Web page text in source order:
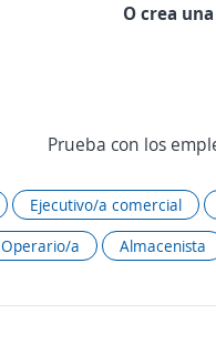
O crea
Prueba con los
Ejecutivo/a comercial
Operario/a Almacenista